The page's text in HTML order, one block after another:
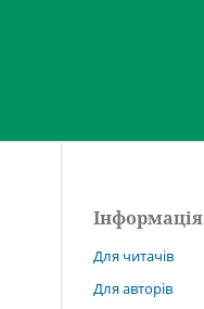
Інформація
Для читачів
Для авторів